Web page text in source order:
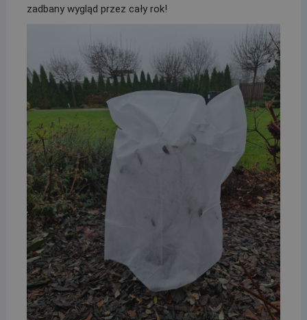
zadbany wygląd przez cały rok!